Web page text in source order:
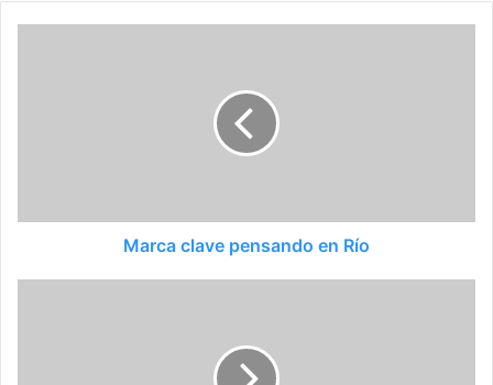
Marca clave pensando en Río